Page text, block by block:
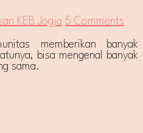
KEB Jogja 5 Comments
memberikan banyak
bisa mengenal banyak
sama.